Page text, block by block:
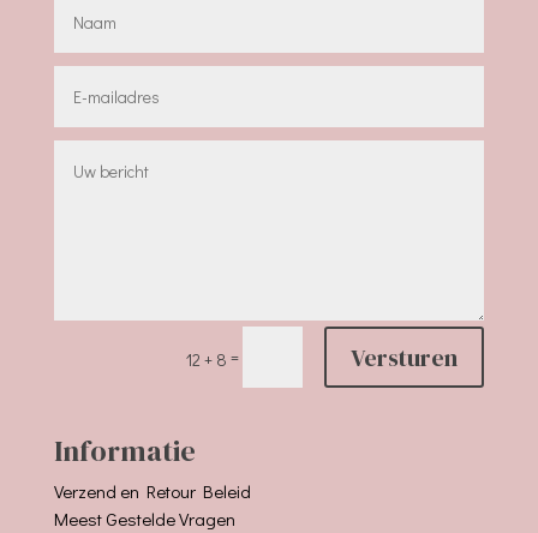
12 + 8 = Versturen
Informatie
Verzend en Retour Beleid
Meest Gestelde Vragen